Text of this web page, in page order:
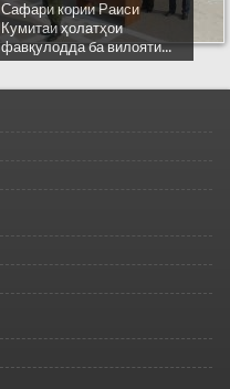
Сафари кории Раиси
Кумитаи ҳолатҳои
фавқулодда ба вилояти...